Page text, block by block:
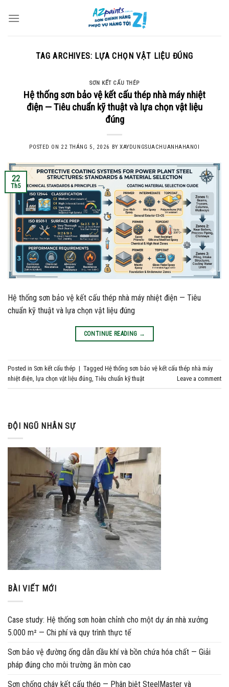
TAG ARCHIVES: LỰA CHỌN VẬT LIỆU ĐÚNG
SƠN KẾT CẤU THÉP
Hệ thống sơn bảo vệ kết cấu thép nhà máy nhiệt
điện — Tiêu chuẩn kỹ thuật và lựa chọn vật liệu
đúng
POSTED ON 22 THÁNG 5, 2026 BYXAYDUNGSUACHUANHAHANOI
22
Th5
Hệ thống sơn bảo vệ kết cấu thép nhà máy nhiệt điện — Tiêu
chuẩn kỹ thuật và lựa chọn vật liệu đúng
CONTINUE READING →
Posted in Sơn kết cấu thép | Tagged Hệ thống sơn bảo vệ kết cấu thép nhà máy
nhiệt điện, lựa chọn vật liệu đúng, Tiêu chuẩn kỹ thuật Leave a comment
ĐỘI NGŨ NHÂN SỰ
BÀI VIẾT MỚI
Case study: Hệ thống sơn hoàn chỉnh cho một dự án nhà xưởng
5.000 m² — Chi phí và quy trình thực tế
Sơn bảo vệ đường ống dẫn dầu khí và bồn chứa hóa chất — Giải
pháp đúng cho môi trường ăn mòn cao
Sơn chống cháy kết cấu thép — Phân biệt SteelMaster và